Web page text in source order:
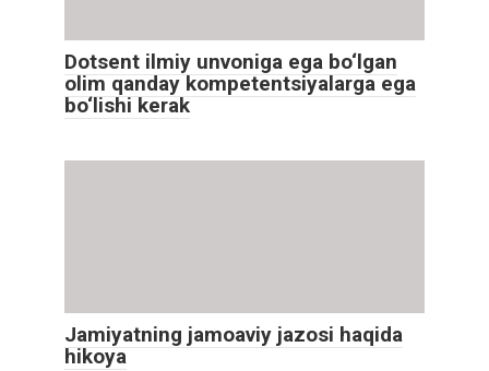
Dotsent ilmiy unvoniga ega bo‘lgan
olim qanday kompetentsiyalarga ega
bo‘lishi kerak
Jamiyatning jamoaviy jazosi haqida
hikoya